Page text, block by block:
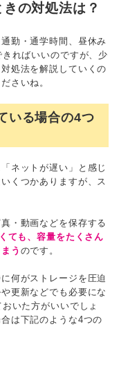
の対処法は？
勤・通学時間、昼休み
ればいいのですが、少
処法を解説していくの
さいね。
いる場合の4つ
ネットが遅い」と感じ
くつかありますが、ス
・動画などを保存する
ても、容量をたくさん
う のです。
何がストレージを圧迫
更新などでも必要にな
いた方がいいでしょ
は下記のような4つの